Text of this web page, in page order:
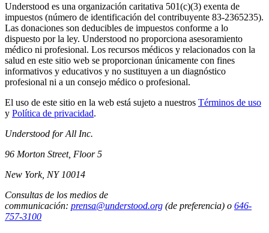
Understood es una organización caritativa 501(c)(3) exenta de
impuestos (número de identificación del contribuyente 83-2365235).
Las donaciones son deducibles de impuestos conforme a lo
dispuesto por la ley. Understood no proporciona asesoramiento
médico ni profesional. Los recursos médicos y relacionados con la
salud en este sitio web se proporcionan únicamente con fines
informativos y educativos y no sustituyen a un diagnóstico
profesional ni a un consejo médico o profesional.
El uso de este sitio en la web está sujeto a nuestros Términos de uso
y Política de privacidad.
Understood for All Inc.
96 Morton Street, Floor 5
New York, NY 10014
Consultas de los medios de
communicación: prensa@understood.org (de preferencia) o 646-
757-3100